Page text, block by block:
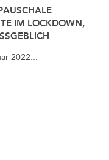
IM LOCKDOWN,
2022...